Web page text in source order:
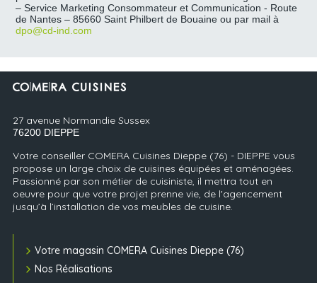
– Service Marketing Consommateur et Communication - Route
de Nantes – 85660 Saint Philbert de Bouaine ou par mail à
dpo@cd-ind.com
27 avenue Normandie Sussex
76200 DIEPPE
Votre conseiller COMERA Cuisines Dieppe (76) - DIEPPE vous
propose un large choix de cuisines équipées et aménagées.
Passionné par son métier de cuisiniste, il mettra tout en
oeuvre pour que votre projet prenne vie, de l'agencement
jusqu’à l’installation de vos meubles de cuisine.
Votre magasin COMERA Cuisines Dieppe (76)
Nos Réalisations